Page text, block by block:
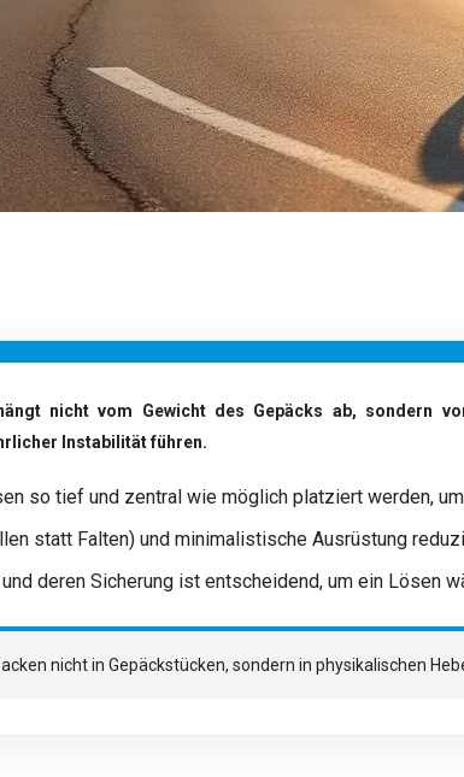
nicht vom Gewicht des Gepäcks ab, sondern
Instabilität führen.
so tief und zentral wie möglich platziert werden,
statt Falten) und minimalistische Ausrüstung
deren Sicherung ist entscheidend, um ein Lösen
nicht in Gepäckstücken, sondern in physikalischen